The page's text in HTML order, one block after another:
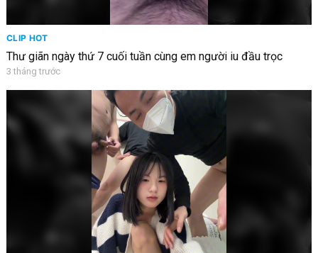
CLIP HOT
Thư giãn ngày thứ 7 cuối tuần cùng em người iu đầu trọc
3 tháng trước